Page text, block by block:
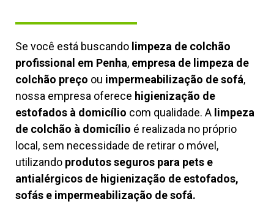
Se você está buscando limpeza de colchão
profissional em Penha, empresa de limpeza de
colchão preço ou impermeabilização de sofá,
nossa empresa oferece higienização de
estofados à domicílio com qualidade. A limpeza
de colchão à domicílio é realizada no próprio
local, sem necessidade de retirar o móvel,
utilizando produtos seguros para pets e
antialérgicos de higienização de estofados,
sofás e impermeabilização de sofá.